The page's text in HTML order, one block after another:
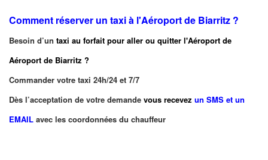
Comment réserver un taxi à l'Aéroport de Biarritz ?
Besoin d’un taxi au forfait pour aller ou quitter l'Aéroport de
Aéroport de Biarritz ?
Commander votre taxi 24h/24 et 7/7
Dès l’acceptation de votre demande vous recevez un SMS et un
EMAIL avec les coordonnées du chauffeur